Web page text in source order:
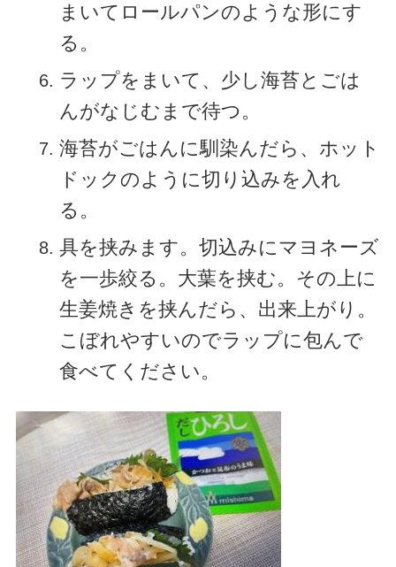
まいてロールパンのような形にす
る。
ラップをまいて、少し海苔とごは
んがなじむまで待つ。
海苔がごはんに馴染んだら、ホット
ドックのように切り込みを入れ
る。
具を挟みます。切込みにマヨネーズ
を一歩絞る。大葉を挟む。その上に
生姜焼きを挟んだら、出来上がり。
こぼれやすいのでラップに包んで
食べてください。